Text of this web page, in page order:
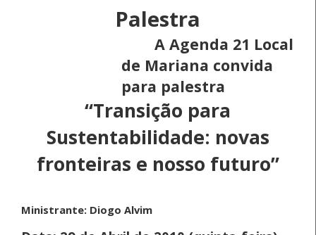
Palestra
A Agenda 21 Local
de Mariana convida
para palestra
“Transição para
Sustentabilidade: novas
fronteiras e nosso futuro”
Ministrante: Diogo Alvim